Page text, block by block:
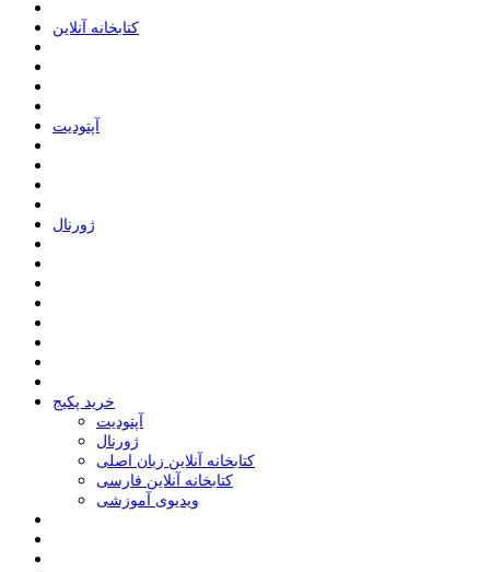
ﮐﺘﺎﺑﺨﺎﻧﻪ ﺁﻧﻼﯾﻦ
ﺁﭘﺘﻮﺩﯾﺖ
ﮊﻭﺭﻧﺎﻝ
خرید پکیج
ﺁﭘﺘﻮﺩﯾﺖ
ﮊﻭﺭﻧﺎﻝ
کتابخانه آنلاین زبان اصلی
کتابخانه آنلاین فارسی
ویدیوی آموزشی